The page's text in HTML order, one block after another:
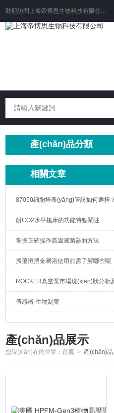
歡迎訪問 上海帝博思生物科技有限公司
產(chǎn)品分類
相關文章
87050細胞培養(yǎng)管該如何選擇？
耐CO2水平搖床的功能特點闡述
掌握正確操作高溫滅菌器的方法
振蕩恒溫金屬浴使用前需了解哪些呢
ROCKER真空泵市場現(xiàn)狀分析
傳感器-生物制藥
產(chǎn)品展示
您現(xiàn)在的位置：首頁 > 產(chǎn)